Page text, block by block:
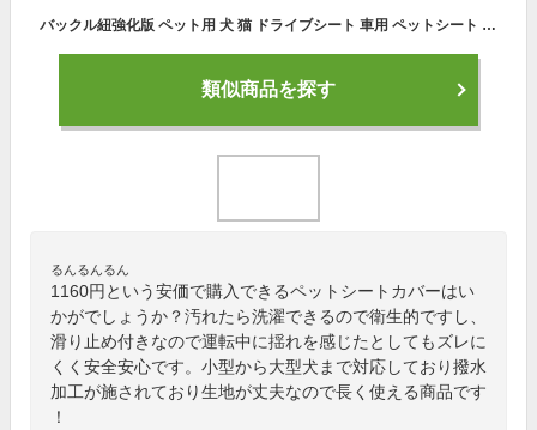
バックル紐強化版 ペット用 犬 猫 ドライブシート 車用 ペットシート ペット カバー 後部座席 車シート 普通車 軽自動車 滑り止め 防水 防汚 折り畳み式 ドライブベッド シート カーシート 洗濯可能 旅行 お出かけ 小型犬 中型犬 大型犬 多頭 車 犬用 猫用 ドライブ用品 撥水
類似商品を探す
るんるんるん
1160円という安価で購入できるペットシートカバーはい
かがでしょうか？汚れたら洗濯できるので衛生的ですし、
滑り止め付きなので運転中に揺れを感じたとしてもズレに
くく安全安心です。小型から大型犬まで対応しており撥水
加工が施されており生地が丈夫なので長く使える商品です
！